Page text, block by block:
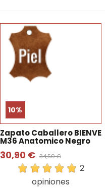
10%
Zapato Caballero BIENVE
M36 Anatomico Negro
30,90 € 34,50 €
2
opiniones